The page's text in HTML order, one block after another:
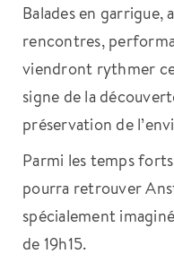
Balades en garrigue,
rencontres,
viendront rythmer
signe de la
préservation de
Parmi les temps
pourra retrouver
spécialement
de 19h15.